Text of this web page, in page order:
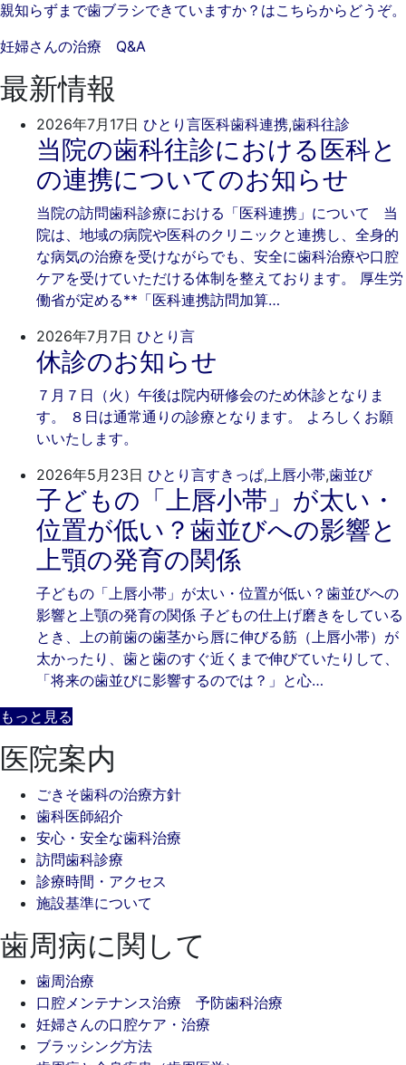
親知らずまで歯ブラシできていますか？はこちらからどうぞ。
妊婦さんの治療 Q&A
最新情報
2026年7月17日 ひとり言医科歯科連携,歯科往診
年
7
17
日
き
そ
科
当院の歯科往診における医科と
の連携についてのお知らせ
当院の訪問歯科診療における「医科連携」について 当
院は、地域の病院や医科のクリニックと連携し、全身的
な病気の治療を受けながらでも、安全に歯科治療や口腔
ケアを受けていただける体制を整えております。 厚生労
働省が定める**「医科連携訪問加算…
2026年7月7日 ひとり言2026
年
7
月
7
ご
き
そ
歯
科
休診のお知らせ
７月７日（火）午後は院内研修会のため休診となりま
す。 ８日は通常通りの診療となります。 よろしくお願
いいたします。
2026年5月23日 ひとり言すきっぱ,上唇小帯,歯並び
年
5
月
ご
き
そ
歯
子どもの「上唇小帯」が太い・
位置が低い？歯並びへの影響と
上顎の発育の関係
子どもの「上唇小帯」が太い・位置が低い？歯並びへの
影響と上顎の発育の関係 子どもの仕上げ磨きをしている
とき、上の前歯の歯茎から唇に伸びる筋（上唇小帯）が
太かったり、歯と歯のすぐ近くまで伸びていたりして、
「将来の歯並びに影響するのでは？」と心…
もっと見る
医院案内
ごきそ歯科の治療方針
歯科医師紹介
安心・安全な歯科治療
訪問歯科診療
診療時間・アクセス
施設基準について
歯周病に関して
歯周治療
口腔メンテナンス治療 予防歯科治療
妊婦さんの口腔ケア・治療
ブラッシング方法